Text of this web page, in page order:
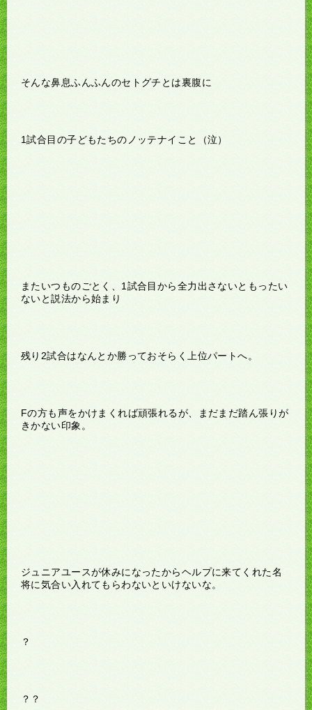
そんな鼻息ふんふんのセトグチとは裏腹に
1試合目の子どもたちのノッテナイこと（泣）
またいつものごとく、1試合目から全力出さないともったい
ないと説法から始まり
残り2試合はなんとか勝っておそらく上位パートへ。
Fの方も声をかけまくれば頑張れるが、まだまだ踏ん張りが
きかない印象。
ジュニアユースが休みになったからヘルプに来てくれた名
将に気合い入れてもらわないといけないな。
？
？？